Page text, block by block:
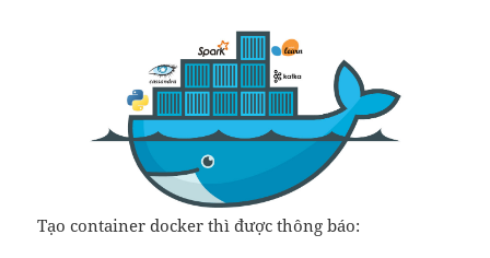
Tạo container docker thì được thông báo: